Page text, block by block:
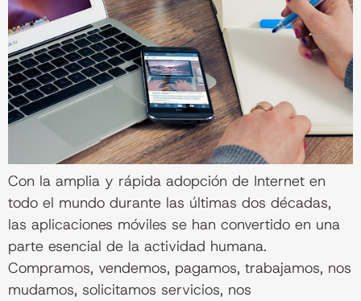
Con la amplia y rápida adopción de Internet en
todo el mundo durante las últimas dos décadas,
las aplicaciones móviles se han convertido en una
parte esencial de la actividad humana.
Compramos, vendemos, pagamos, trabajamos, nos
mudamos, solicitamos servicios, nos